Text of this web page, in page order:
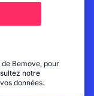
Bemove, pour
notre
données.